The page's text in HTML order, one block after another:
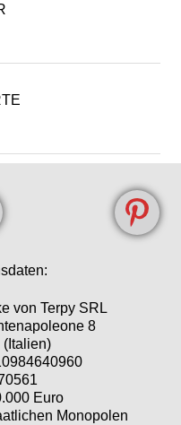
von Terpy SRL
8
(Italien)
Euro
Monopolen